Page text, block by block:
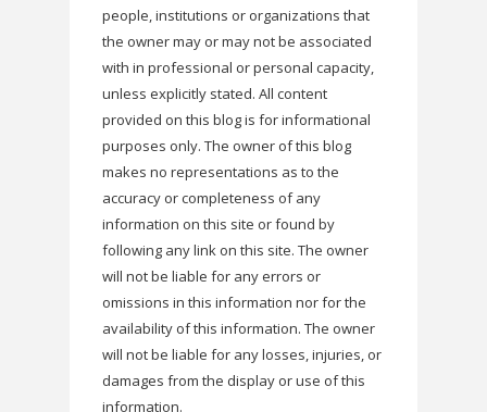
people, institutions or organizations that
the owner may or may not be associated
with in professional or personal capacity,
unless explicitly stated. All content
provided on this blog is for informational
purposes only. The owner of this blog
makes no representations as to the
accuracy or completeness of any
information on this site or found by
following any link on this site. The owner
will not be liable for any errors or
omissions in this information nor for the
availability of this information. The owner
will not be liable for any losses, injuries, or
damages from the display or use of this
information.